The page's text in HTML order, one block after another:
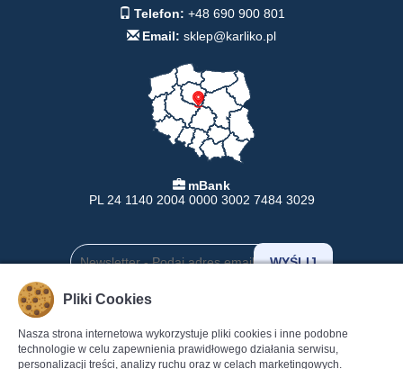
Telefon: +48 690 900 801
Email: sklep@karliko.pl
mBank
PL 24 1140 2004 0000 3002 7484 3029
INFORMACJE
Formy Płatności
POMOC
Pomoc
Pliki Cookies
Nasza strona internetowa wykorzystuje pliki cookies i inne podobne
technologie w celu zapewnienia prawidłowego działania serwisu,
personalizacji treści, analizy ruchu oraz w celach marketingowych.